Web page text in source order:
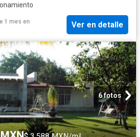
1 mes en
Ver en detalle
6 fotos